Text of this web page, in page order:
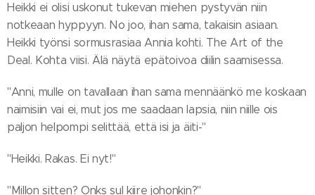
Heikki ei olisi uskonut tukevan miehen pystyvän niin
notkeaan hyppyyn. No joo, ihan sama, takaisin asiaan.
Heikki työnsi sormusrasiaa Annia kohti. The Art of the
Deal. Kohta viisi. Älä näytä epätoivoa diilin saamisessa.
"Anni, mulle on tavallaan ihan sama mennäänkö me koskaan
naimisiin vai ei, mut jos me saadaan lapsia, niin niille ois
paljon helpompi selittää, että isi ja äiti-"
"Heikki. Rakas. Ei nyt!"
"Millon sitten? Onks sul kiire johonkin?"